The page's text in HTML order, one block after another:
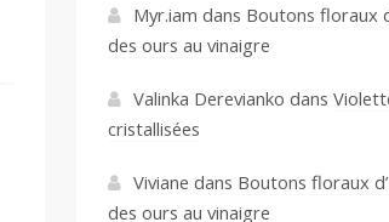
Myr.iam dans Boutons floraux
des ours au vinaigre
Valinka Derevianko dans
cristallisées
Viviane dans Boutons floraux
des ours au vinaigre